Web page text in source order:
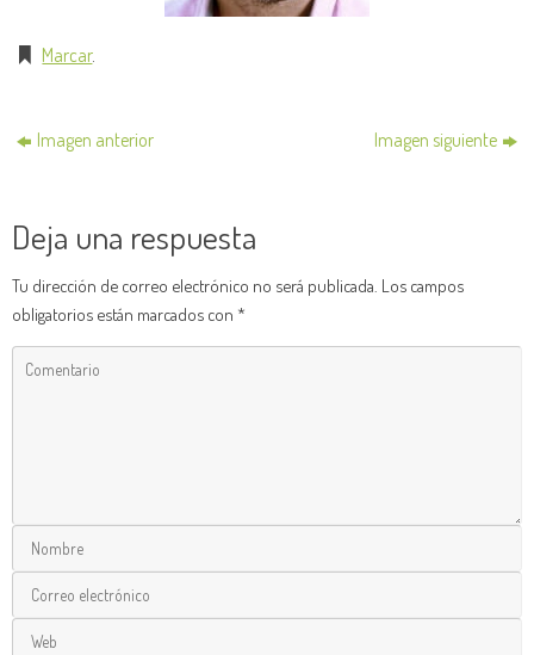
Marcar.
Imagen anterior Imagen siguiente
Deja una respuesta
Tu dirección de correo electrónico no será publicada. Los campos
obligatorios están marcados con *